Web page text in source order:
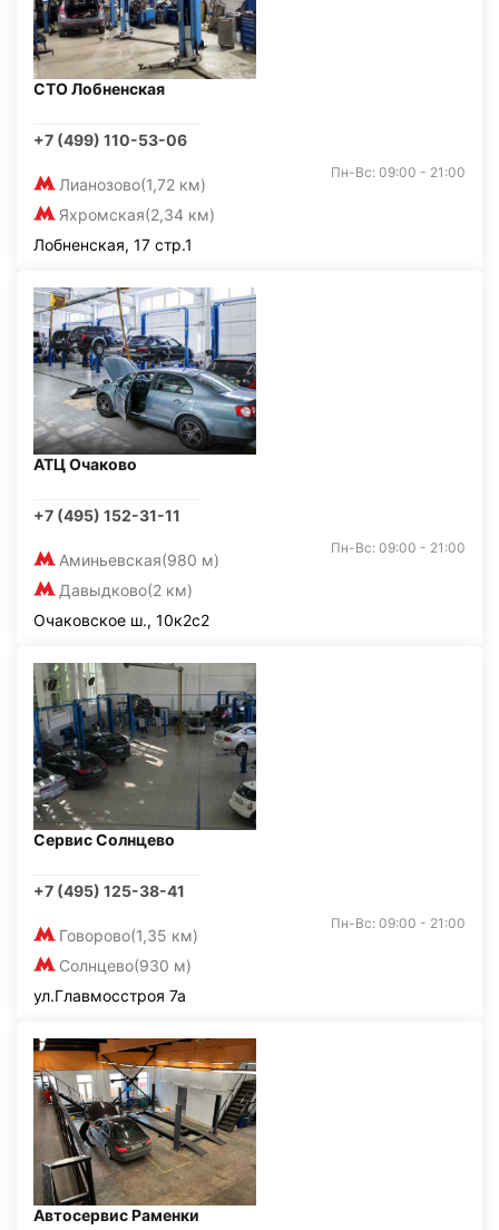
СТО Лобненская
+7 (499) 110-53-06
Лианозово(1,72 км)
Яхромская(2,34 км)
Пн-Вс: 09:00 - 21:00
Лобненская, 17 стр.1
АТЦ Очаково
+7 (495) 152-31-11
Аминьевская(980 м)
Давыдково(2 км)
Пн-Вс: 09:00 - 21:00
Очаковское ш., 10к2с2
Сервис Солнцево
+7 (495) 125-38-41
Говорово(1,35 км)
Солнцево(930 м)
Пн-Вс: 09:00 - 21:00
ул.Главмосстроя 7а
Автосервис Раменки